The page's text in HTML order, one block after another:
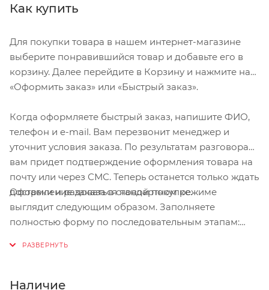
Как купить
Для покупки товара в нашем интернет-магазине
выберите понравившийся товар и добавьте его в
корзину. Далее перейдите в Корзину и нажмите на
«Оформить заказ» или «Быстрый заказ».
Когда оформляете быстрый заказ, напишите ФИО,
телефон и e-mail. Вам перезвонит менеджер и
уточнит условия заказа. По результатам разговора
вам придет подтверждение оформления товара на
почту или через СМС. Теперь останется только ждать
доставки и радоваться новой покупке.
Оформление заказа в стандартном режиме
выглядит следующим образом. Заполняете
полностью форму по последовательным этапам:
Нажмите кнопку «Оформить заказ».
Наличие